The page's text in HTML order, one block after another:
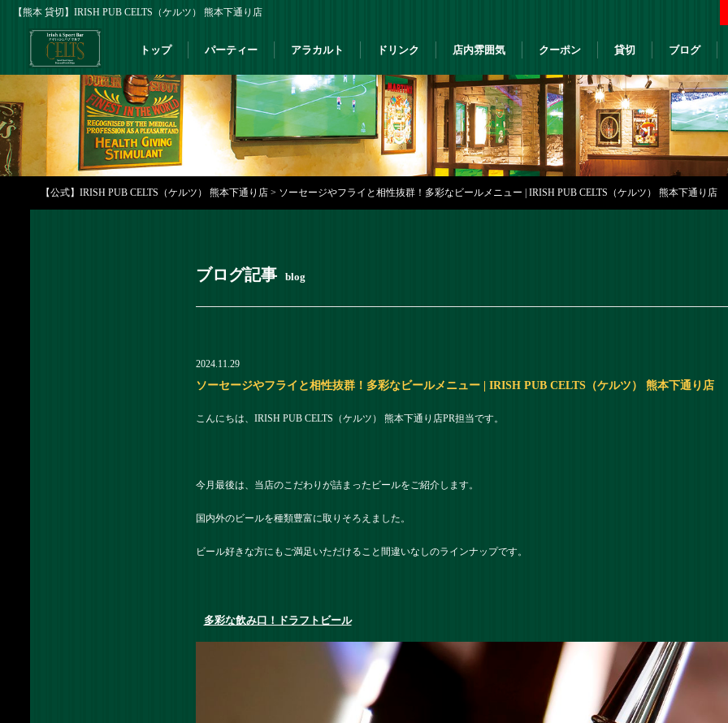
【熊本 貸切】IRISH PUB CELTS（ケルツ） 熊本下通り店
トップ パーティー アラカルト ドリンク 店内雰囲気 クーポン 貸切 ブログ
【公式】IRISH PUB CELTS（ケルツ） 熊本下通り店 > ソーセージやフライと相性抜群！多彩なビールメニュー | IRISH PUB CELTS（ケルツ） 熊本下通り店
ブログ記事 blog
2024.11.29
ソーセージやフライと相性抜群！多彩なビールメニュー | IRISH PUB CELTS（ケルツ） 熊本下通り店
こんにちは、IRISH PUB CELTS（ケルツ） 熊本下通り店PR担当です。
今月最後は、当店のこだわりが詰まったビールをご紹介します。
国内外のビールを種類豊富に取りそろえました。
ビール好きな方にもご満足いただけること間違いなしのラインナップです。
多彩な飲み口！ドラフトビール